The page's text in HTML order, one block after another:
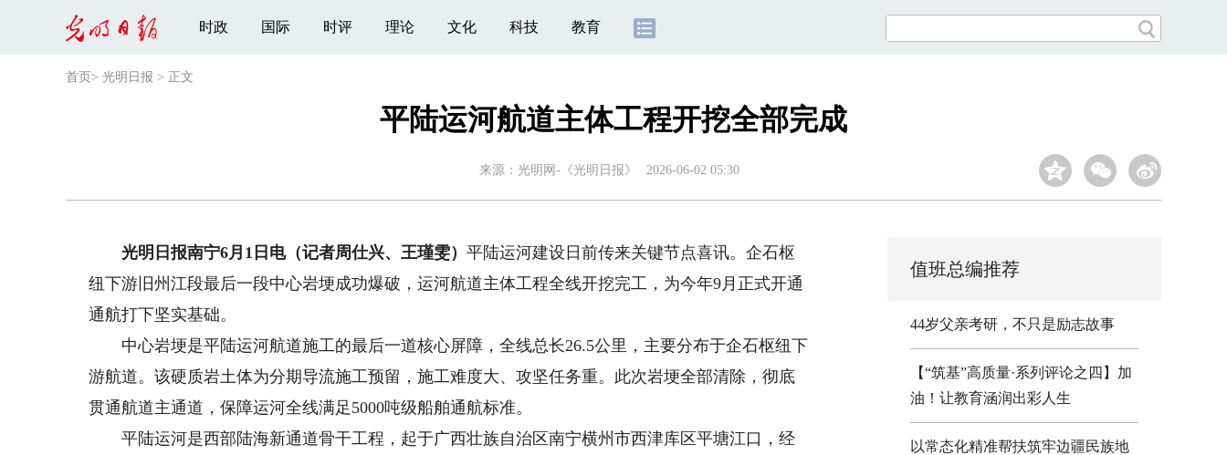
时政 国际 时评 理论 文化 科技 教育
首页 > 光明日报 > 正文
平陆运河航道主体工程开挖全部完成
来源： 光明网-《光明日报》 2026-06-02 05:30
光明日报南宁6月1日电（记者周仕兴、王瑾雯）平陆运河建设日前传来关键节点喜讯。企石枢
纽下游旧州江段最后一段中心岩埂成功爆破，运河航道主体工程全线开挖完工，为今年9月正式开通
通航打下坚实基础。
中心岩埂是平陆运河航道施工的最后一道核心屏障，全线总长26.5公里，主要分布于企石枢纽下
游航道。该硬质岩土体为分期导流施工预留，施工难度大、攻坚任务重。此次岩埂全部清除，彻底
贯通航道主通道，保障运河全线满足5000吨级船舶通航标准。
平陆运河是西部陆海新通道骨干工程，起于广西壮族自治区南宁横州市西津库区平塘江口，经
值班总编推荐
44岁父亲考研，不只是励志故事
【“筑基”高质量·系列评论之四】加
油！让教育涵润出彩人生
以常态化精准帮扶筑牢边疆民族地